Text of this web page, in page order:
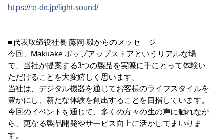
https://re-de.jp/light-sound/
■代表取締役社長 藤岡 毅からのメッセージ
今回、Makuake ポップアップストアというリアルな場
で、当社が提案する3つの製品を実際に手にとって体験い
ただけることを大変嬉しく思います。
当社は、デジタル機器を通じてお客様のライフスタイルを
豊かにし、新たな体験を創出することを目指しています。
今回のイベントを通じて、多くの方々の生の声に触れなが
ら、更なる製品開発やサービス向上に活かしてまいりま
す。